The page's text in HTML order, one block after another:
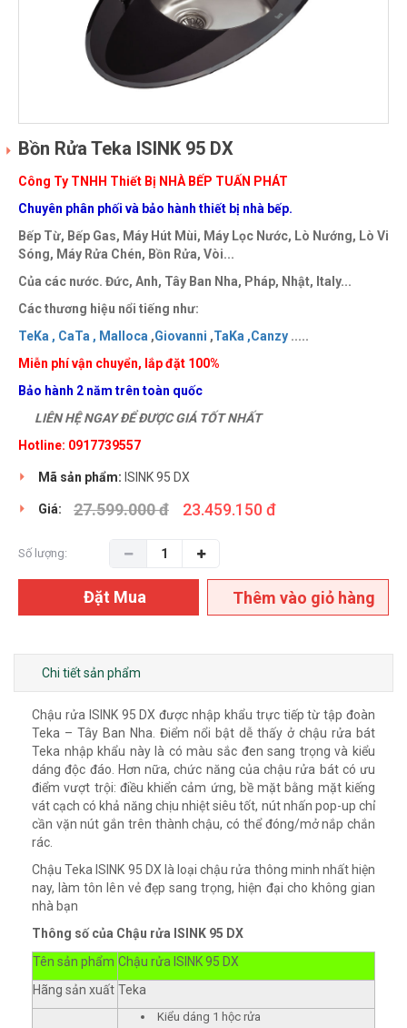
Bồn Rửa Teka ISINK 95 DX
Công Ty TNHH Thiết Bị NHÀ BẾP TUẤN PHÁT
Chuyên phân phối và bảo hành thiết bị nhà bếp.
Bếp Từ, Bếp Gas, Máy Hút Mùi, Máy Lọc Nước, Lò Nướng, Lò Vi
Sóng, Máy Rửa Chén, Bồn Rửa, Vòi...
Của các nước. Đức, Anh, Tây Ban Nha, Pháp, Nhật, Italy...
Các thương hiệu nổi tiếng như:
TeKa , CaTa , Malloca ,Giovanni ,TaKa ,Canzy .....
Miễn phí vận chuyển, lắp đặt 100%
Bảo hành 2 năm trên toàn quốc
LIÊN HỆ NGAY ĐỂ ĐƯỢC GIÁ TỐT NHẤT
Hotline: 0917739557
Mã sản phẩm: ISINK 95 DX
Giá: 27.599.000 đ 23.459.150 đ
Số lượng:
Đặt Mua Thêm vào giỏ hàng
Chi tiết sản phẩm
Chậu rửa ISINK 95 DX được nhập khẩu trực tiếp từ tập đoàn
Teka – Tây Ban Nha. Điểm nổi bật dễ thấy ở chậu rửa bát
Teka nhập khẩu này là có màu sắc đen sang trọng và kiểu
dáng độc đáo. Hơn nữa, chức năng của chậu rửa bát có ưu
điểm vượt trội: điều khiển cảm ứng, bề mặt bằng mặt kiếng
vát cạch có khả năng chịu nhiệt siêu tốt, nút nhấn pop-up chỉ
cần vặn nút gắn trên thành chậu, có thể đóng/mở nắp chắn
rác.
Chậu Teka ISINK 95 DX là loại chậu rửa thông minh nhất hiện
nay, làm tôn lên vẻ đẹp sang trọng, hiện đại cho không gian
nhà bạn
Thông số của Chậu rửa ISINK 95 DX
Tên sản phẩm Chậu rửa ISINK 95 DX
Hãng sản xuất Teka
Kiểu dáng 1 hộc rửa